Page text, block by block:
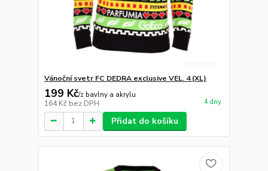
Vánoční svetr FC DEDRA exclusive VEL. 4 (XL)
199 Kč/z bavlny a akrylu
164 Kč bez DPH 4 dny
Přidat do košíku